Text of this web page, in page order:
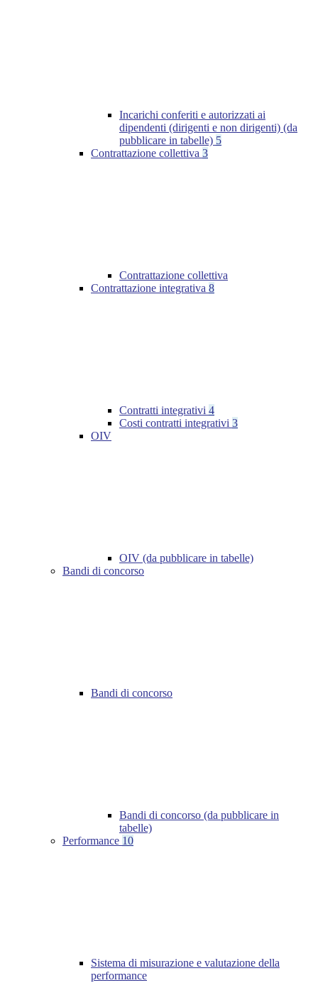
Incarichi conferiti e autorizzati ai
dipendenti (dirigenti e non dirigenti) (da
pubblicare in tabelle) 5
Contrattazione collettiva 3
Contrattazione collettiva
Contrattazione integrativa 8
Contratti integrativi 4
Costi contratti integrativi 3
OIV
OIV (da pubblicare in tabelle)
Bandi di concorso
Bandi di concorso
Bandi di concorso (da pubblicare in
tabelle)
Performance 10
Sistema di misurazione e valutazione della
performance